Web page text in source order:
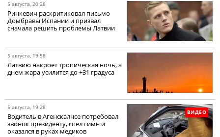
5 августа, 20:28
Ринкевич раскритиковал письмо
Домбравы Испании и призвал
сначала решить проблемы Латвии
5 августа, 19:58
Латвию накроет тропическая ночь, а
днем жара усилится до +31 градуса
ВИДЕО
5 августа, 19:28
Водитель в Агенскалнсе потребовал
звонок президенту, спел гимн и
оказался в руках медиков